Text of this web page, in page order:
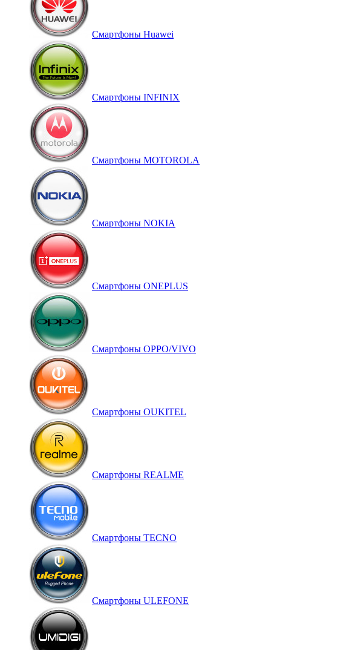
Смартфоны Huawei
Смартфоны INFINIX
Смартфоны MOTOROLA
Смартфоны NOKIA
Смартфоны ONEPLUS
Смартфоны OPPO/VIVO
Смартфоны OUKITEL
Смартфоны REALME
Смартфоны TECNO
Смартфоны ULEFONE